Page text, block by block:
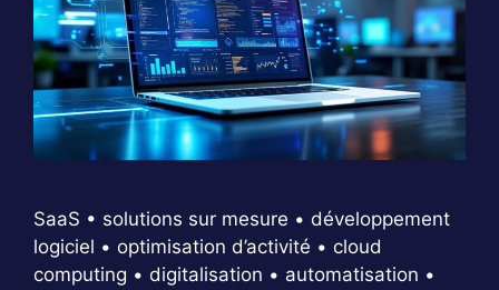
SaaS • solutions sur mesure • développement
logiciel • optimisation d’activité • cloud
computing • digitalisation • automatisation •